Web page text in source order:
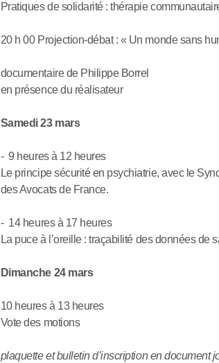
Pratiques de solidarité : thérapie
20 h 00 Projection-débat : « Un monde sans
documentaire de Philippe Borrel
en présence du réalisateur
Samedi 23 mars
- 9 heures à 12 heures
Le principe sécurité en psychiatrie, avec le
des Avocats de France.
- 14 heures à 17 heures
La puce à l’oreille : traçabilité des données de
Dimanche 24 mars
10 heures à 13 heures
Vote des motions
plaquette et bulletin d’inscription en document